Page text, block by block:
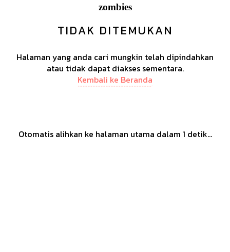
zombies
TIDAK DITEMUKAN
Halaman yang anda cari mungkin telah dipindahkan
atau tidak dapat diakses sementara.
Kembali ke Beranda
Otomatis alihkan ke halaman utama dalam 1 detik...